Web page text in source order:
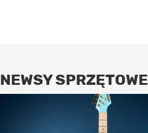
NEWSY SPRZĘTOWE